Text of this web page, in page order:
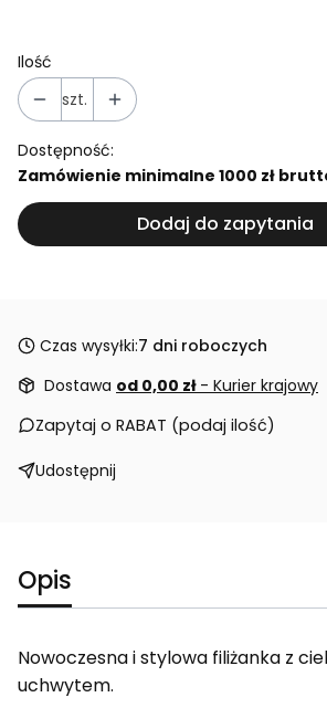
Ilość
szt.
Dostępność:
Zamówienie minimalne 1000 zł
Dodaj do zapytania
Czas wysyłki:7 dni roboczych
Dostawa od 0,00 zł - Kurier krajowy
Zapytaj o RABAT (podaj ilość)
Udostępnij
Opis
Nowoczesna i stylowa filiżanka z
uchwytem.